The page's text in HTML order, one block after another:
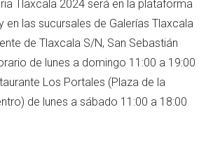
Tlaxcala 2024 será en la plataforma
en las sucursales de Galerías Tlaxcala
de Tlaxcala S/N, San Sebastián
de lunes a domingo 11:00 a 19:00
Los Portales (Plaza de la
de lunes a sábado 11:00 a 18:00